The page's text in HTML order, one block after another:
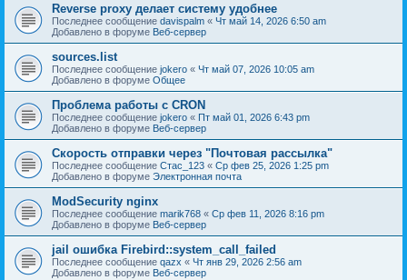
Reverse proxy делает систему удобнее
Последнее сообщение davispalm « Чт май 14, 2026 6:50 am
Добавлено в форуме Веб-сервер
sources.list
Последнее сообщение jokero « Чт май 07, 2026 10:05 am
Добавлено в форуме Общее
Проблема работы с CRON
Последнее сообщение jokero « Пт май 01, 2026 6:43 pm
Добавлено в форуме Веб-сервер
Скорость отправки через "Почтовая рассылка"
Последнее сообщение Стас_123 « Ср фев 25, 2026 1:25 pm
Добавлено в форуме Электронная почта
ModSecurity nginx
Последнее сообщение marik768 « Ср фев 11, 2026 8:16 pm
Добавлено в форуме Веб-сервер
jail ошибка Firebird::system_call_failed
Последнее сообщение qazx « Чт янв 29, 2026 2:56 am
Добавлено в форуме Веб-сервер